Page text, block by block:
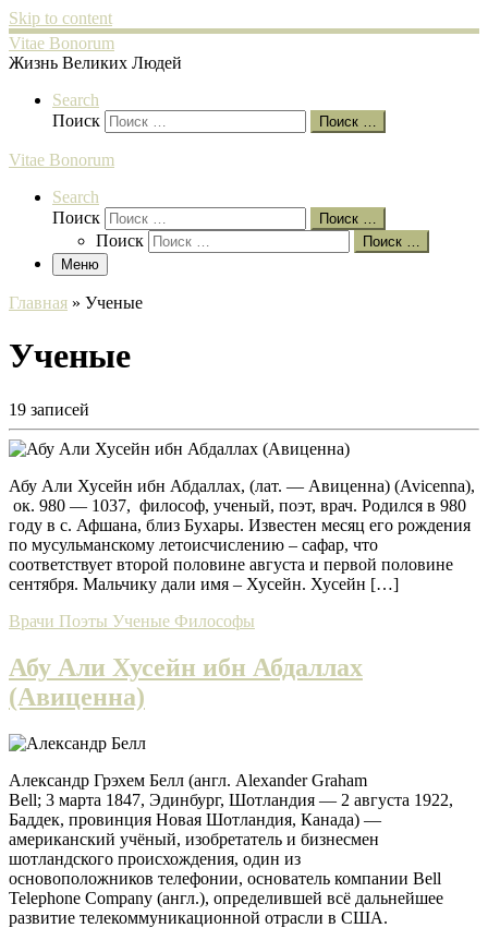
Skip to content
Vitae Bonorum
Жизнь Великих Людей
Search
Поиск
Поиск …
Vitae Bonorum
Search
Поиск
Поиск …
Поиск
Поиск …
Меню
Главная » Ученые
Ученые
19 записей
Абу Али Хусейн ибн Абдаллах, (лат. — Авиценна) (Avicenna),
ок. 980 — 1037, философ, ученый, поэт, врач. Родился в 980
году в с. Афшана, близ Бухары. Известен месяц его рождения
по мусульманскому летоисчислению – сафар, что
соответствует второй половине августа и первой половине
сентября. Мальчику дали имя – Хусейн. Хусейн […]
Врачи Поэты Ученые Философы
Абу Али Хусейн ибн Абдаллах
(Авиценна)
Александр Грэхем Белл (англ. Alexander Graham
Bell; 3 марта 1847, Эдинбург, Шотландия — 2 августа 1922,
Баддек, провинция Новая Шотландия, Канада) —
американский учёный, изобретатель и бизнесмен
шотландского происхождения, один из
основоположников телефонии, основатель компании Bell
Telephone Company (англ.), определившей всё дальнейшее
развитие телекоммуникационной отрасли в США.